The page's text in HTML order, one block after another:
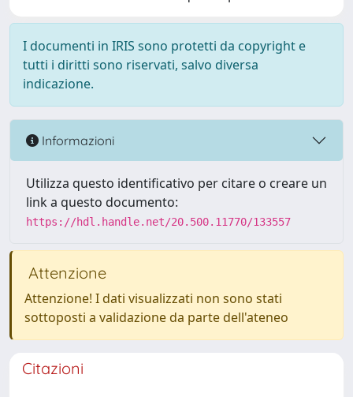
I documenti in IRIS sono protetti da copyright e
tutti i diritti sono riservati, salvo diversa
indicazione.
Informazioni
Utilizza questo identificativo per citare o creare un
link a questo documento:
https://hdl.handle.net/20.500.11770/133557
Attenzione
Attenzione! I dati visualizzati non sono stati
sottoposti a validazione da parte dell'ateneo
Citazioni